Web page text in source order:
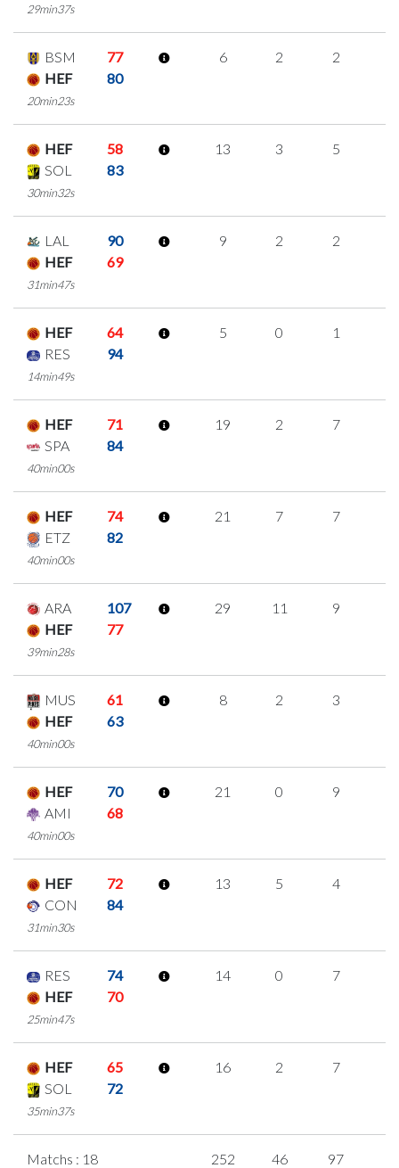
29min37s
BSM
77
HEF
80
20min23s
6 2 2
HEF
58
SOL
83
30min32s
13 3 5
LAL
90
HEF
69
31min47s
9 2 2
HEF
64
RES
94
14min49s
5 0 1
HEF
71
SPA
84
40min00s
19 2 7
HEF
74
ETZ
82
40min00s
21 7 7
ARA
107
HEF
77
39min28s
29 11 9
MUS
61
HEF
63
40min00s
8 2 3
HEF
70
AMI
68
40min00s
21 0 9
HEF
72
CON
84
31min30s
13 5 4
RES
74
HEF
70
25min47s
14 0 7
HEF
65
SOL
72
35min37s
16 2 7
Matchs : 18 252 46 97